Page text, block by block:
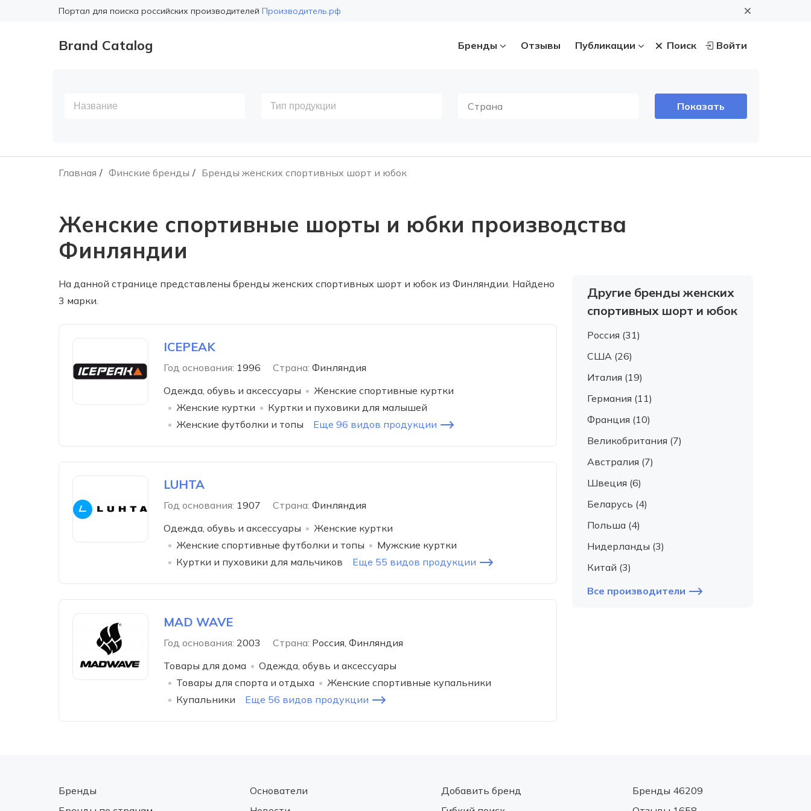
Портал для поиска российских производителей Производитель.рф
Brand Catalog Бренды Отзывы Публикации Поиск Войти
Страна
Главная Финские бренды Бренды женских спортивных шорт и юбок
Женские спортивные шорты и юбки производства
Финляндии
На данной странице представлены бренды женских спортивных шорт и юбок из Финляндии. Найдено
3 марки.
ICEPEAK
Год основания: 1996 Страна: Финляндия
Одежда, обувь и аксессуары
Женские спортивные куртки
Женские куртки
Куртки и пуховики для малышей
Женские футболки и топы
Еще 96 видов продукции
LUHTA
Год основания: 1907 Страна: Финляндия
Одежда, обувь и аксессуары
Женские куртки
Женские спортивные футболки и топы
Мужские куртки
Куртки и пуховики для мальчиков
Еще 55 видов продукции
MAD WAVE
Год основания: 2003 Страна: Россия, Финляндия
Товары для дома
Одежда, обувь и аксессуары
Товары для спорта и отдыха
Женские спортивные купальники
Купальники
Еще 56 видов продукции
Другие бренды женских
спортивных шорт и юбок
Россия (31)
США (26)
Италия (19)
Германия (11)
Франция (10)
Великобритания (7)
Австралия (7)
Швеция (6)
Беларусь (4)
Польша (4)
Нидерланды (3)
Китай (3)
Все производители
Бренды
Основатели
Добавить бренд
Бренды 46209